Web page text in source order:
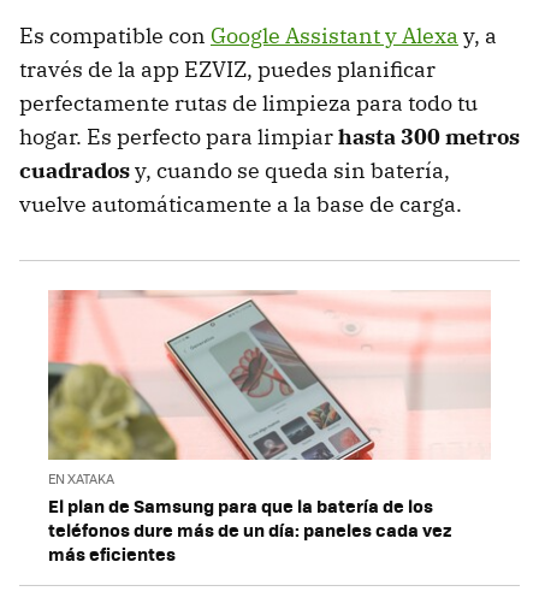
Es compatible con Google Assistant y Alexa y, a
través de la app EZVIZ, puedes planificar
perfectamente rutas de limpieza para todo tu
hogar. Es perfecto para limpiarhasta 300 metros
cuadradosy, cuando se queda sin batería,
vuelve automáticamente a la base de carga.
EN XATAKA
El plan de Samsung para que la batería de los
teléfonos dure más de un día: paneles cada vez
más eficientes